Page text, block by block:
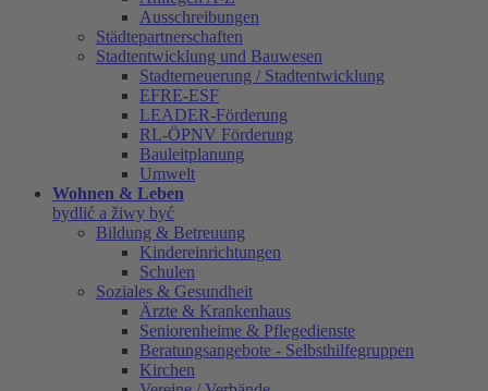
Ausschreibungen
Städtepartnerschaften
Stadtentwicklung und Bauwesen
Stadterneuerung / Stadtentwicklung
EFRE-ESF
LEADER-Förderung
RL-ÖPNV Förderung
Bauleitplanung
Umwelt
Wohnen & Leben
bydlić a žiwy być
Bildung & Betreuung
Kindereinrichtungen
Schulen
Soziales & Gesundheit
Ärzte & Krankenhaus
Seniorenheime & Pflegedienste
Beratungsangebote - Selbsthilfegruppen
Kirchen